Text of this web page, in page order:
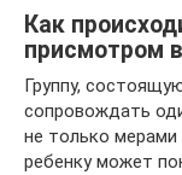
Как
присмотром
Группу,
сопровождать
не только
ребенку может